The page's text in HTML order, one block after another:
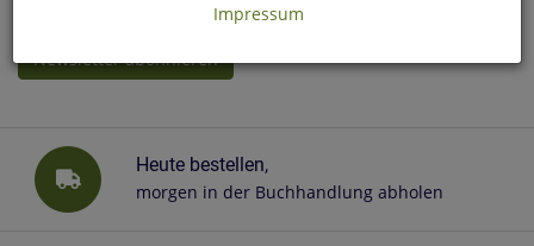
Impressum
Newsletter abonnieren
Heute bestellen,
morgen in der Buchhandlung abholen